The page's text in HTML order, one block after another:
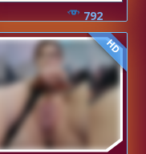
792
HD